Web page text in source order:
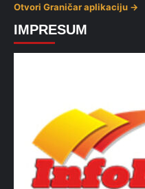
Otvori Graničar aplikaciju →
IMPRESUM